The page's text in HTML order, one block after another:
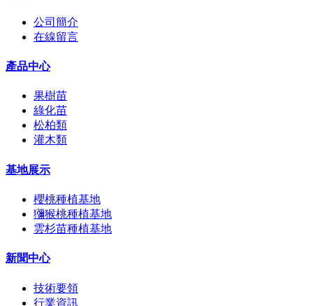
公司簡介
在線留言
產品中心
果樹苗
綠化苗
松柏類
灌木類
基地展示
櫻桃種植基地
獼猴桃種植基地
雲杉苗種植基地
新聞中心
技術要領
行業資訊